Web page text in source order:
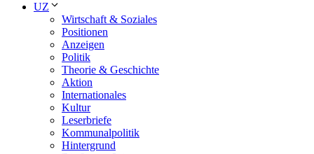
UZ
Wirtschaft & Soziales
Positionen
Anzeigen
Politik
Theorie & Geschichte
Aktion
Internationales
Kultur
Leserbriefe
Kommunalpolitik
Hintergrund